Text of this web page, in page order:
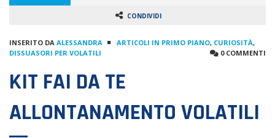
CONDIVIDI
INSERITO DA ALESSANDRA ARTICOLI IN PRIMO PIANO, CURIOSITÀ,
DISSUASORI PER VOLATILI
0 COMMENTI
KIT FAI DA TE
ALLONTANAMENTO VOLATILI